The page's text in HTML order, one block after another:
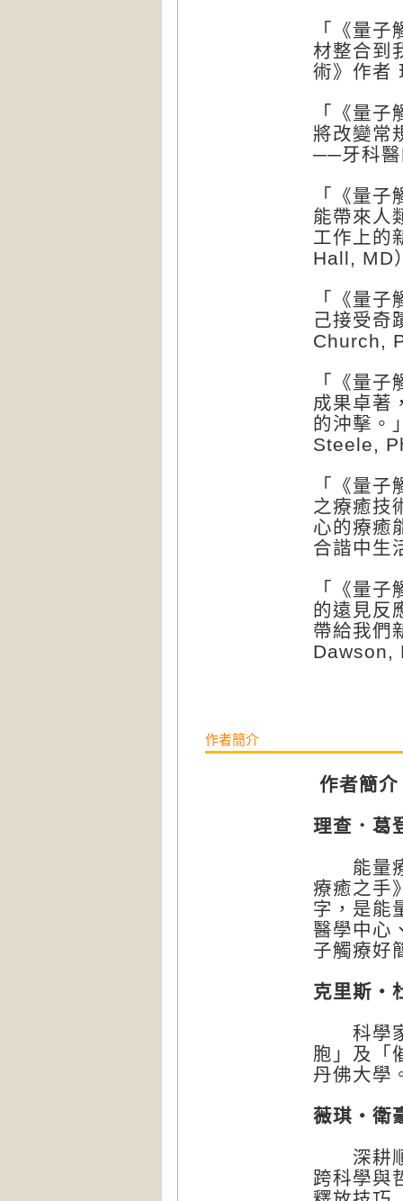
「《量
材整合到
術》作者
「《量
將改變常
──牙科
「《量
能帶來人
工作上的
Hall, MD
「《量
己接受奇
Church,
「《量
成果卓著
的沖擊。
Steele,
「《量
之療癒技
心的療癒
合諧中生
「《量
的遠見反
帶給我們
Dawson,
作者簡介
作者簡介
理查．葛
能量療
療癒之手
字，是能
醫學中心
子觸療好
克里斯
科學家
胞」及「
丹佛大學
薇琪・
深耕順
跨科學與